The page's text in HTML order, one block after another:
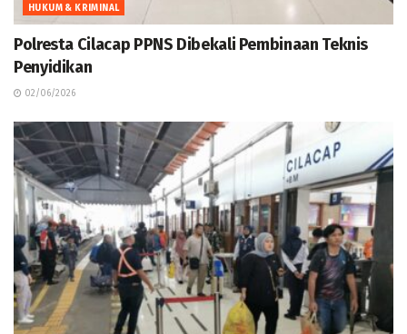
HUKUM & KRIMINAL
Polresta Cilacap PPNS Dibekali Pembinaan Teknis
Penyidikan
02/06/2026